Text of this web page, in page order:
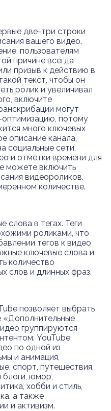
две-три строки
вашего видео.
пользователям
причине всегда
призыв к действию в
текст, чтобы он
ролик и увеличивал
включите
могут
оптимизацию, потому
много ключевых
описание канала,
социальные сети,
и отметки времени для
можете включить
видеороликов.
количестве.
слова в тегах. Теги
роликами, что
тегов к видео
ключевые слова и
количество
слов и длинных фраз.
позволяет выбрать
«Дополнительные
группируются
YouTube
по одной из
и анимация,
спорт, путешествия,
юмор,
хобби и стиль,
а также
и активизм.